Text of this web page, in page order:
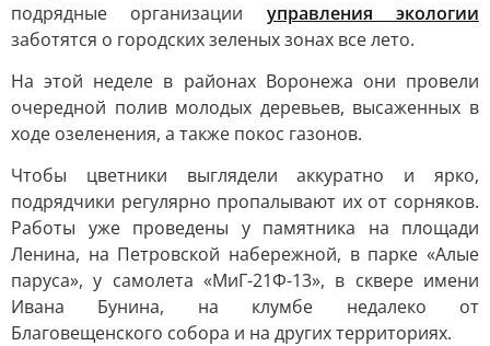
подрядные организации управления экологии
заботятся о городских зеленых зонах все лето.
На этой неделе в районах Воронежа они провели
очередной полив молодых деревьев, высаженных в
ходе озеленения, а также покос газонов.
Чтобы цветники выглядели аккуратно и ярко,
подрядчики регулярно пропалывают их от сорняков.
Работы уже проведены у памятника на площади
Ленина, на Петровской набережной, в парке «Алые
паруса», у самолета «МиГ-21Ф-13», в сквере имени
Ивана Бунина, на клумбе недалеко от
Благовещенского собора и на других территориях.